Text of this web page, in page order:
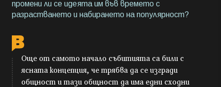
промени ли се идеята им във времето с
разрастването и набирането на популярност?
Още от самото начало събитията са били с
ясната концепция, че трябва да се изгради
общност и тази общност да има едни сходни